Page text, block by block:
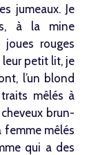
jumeaux. Je
à la mine
joues rouges
petit lit, je
l’un blond
mêlés à
brun-
femme mêlés
qui a des